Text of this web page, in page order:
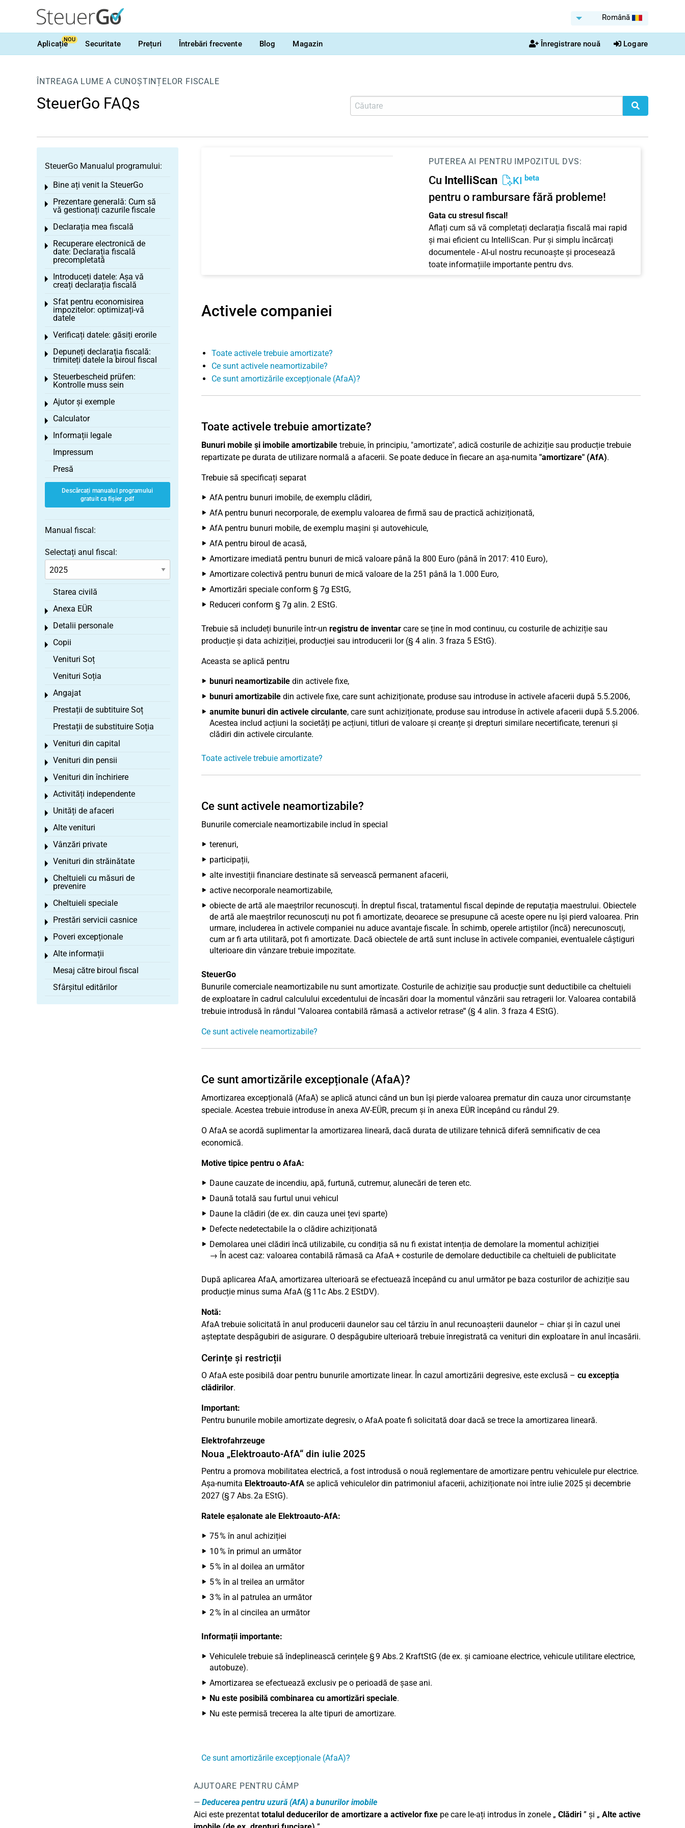
Română
AplicațieNOU Securitate Prețuri Întrebări frecvente Blog Magazin Înregistrare nouă Logare
ÎNTREAGA LUME A CUNOȘTINȚELOR FISCALE
SteuerGo FAQs
PUTEREA AI PENTRU IMPOZITUL DVS:
Cu IntelliScan KI beta
pentru o rambursare fără probleme!
Gata cu stresul fiscal!
Aflați cum să vă completați declarația fiscală mai rapid
și mai eficient cu IntelliScan. Pur și simplu încărcați
documentele - AI-ul nostru recunoaște și procesează
toate informațiile importante pentru dvs.
Activele companiei
Toate activele trebuie amortizate?
Ce sunt activele neamortizabile?
Ce sunt amortizările excepționale (AfaA)?
Toate activele trebuie amortizate?
Bunuri mobile și imobile amortizabiletrebuie, în principiu, "amortizate", adică costurile de achiziție sau producție trebuie
repartizate pe durata de utilizare normală a afacerii. Se poate deduce în fiecare an așa-numita "amortizare" (AfA).
Trebuie să specificați separat
AfA pentru bunuri imobile, de exemplu clădiri,
AfA pentru bunuri necorporale, de exemplu valoarea de firmă sau de practică achiziționată,
AfA pentru bunuri mobile, de exemplu mașini și autovehicule,
AfA pentru biroul de acasă,
Amortizare imediată pentru bunuri de mică valoare până la 800 Euro (până în 2017: 410 Euro),
Amortizare colectivă pentru bunuri de mică valoare de la 251 până la 1.000 Euro,
Amortizări speciale conform § 7g EStG,
Reduceri conform § 7g alin. 2 EStG.
Trebuie să includeți bunurile într-un registru de inventarcare se ține în mod continuu, cu costurile de achiziție sau
producție și data achiziției, producției sau introducerii lor (§ 4 alin. 3 fraza 5 EStG).
Aceasta se aplică pentru
bunuri neamortizabiledin activele fixe,
bunuri amortizabiledin activele fixe, care sunt achiziționate, produse sau introduse în activele afacerii după 5.5.2006,
anumite bunuri din activele circulante, care sunt achiziționate, produse sau introduse în activele afacerii după 5.5.2006.
Acestea includ acțiuni la societăți pe acțiuni, titluri de valoare și creanțe și drepturi similare necertificate, terenuri și
clădiri din activele circulante.
Toate activele trebuie amortizate?
Ce sunt activele neamortizabile?
Bunurile comerciale neamortizabile includ în special
terenuri,
participații,
alte investiții financiare destinate să servească permanent afacerii,
active necorporale neamortizabile,
obiecte de artă ale maeștrilor recunoscuți. În dreptul fiscal, tratamentul fiscal depinde de reputația maestrului. Obiectele
de artă ale maeștrilor recunoscuți nu pot fi amortizate, deoarece se presupune că aceste opere nu își pierd valoarea. Prin
urmare, includerea în activele companiei nu aduce avantaje fiscale. În schimb, operele artiștilor (încă) nerecunoscuți,
cum ar fi arta utilitară, pot fi amortizate. Dacă obiectele de artă sunt incluse în activele companiei, eventualele câștiguri
ulterioare din vânzare trebuie impozitate.
SteuerGo
Bunurile comerciale neamortizabile nu sunt amortizate. Costurile de achiziție sau producție sunt deductibile ca cheltuieli
de exploatare în cadrul calculului excedentului de încasări doar la momentul vânzării sau retragerii lor. Valoarea contabilă
trebuie introdusă în rândul "Valoarea contabilă rămasă a activelor retrase" (§ 4 alin. 3 fraza 4 EStG).
Ce sunt activele neamortizabile?
Ce sunt amortizările excepționale (AfaA)?
Amortizarea excepțională (AfaA) se aplică atunci când un bun își pierde valoarea prematur din cauza unor circumstanțe
speciale. Acestea trebuie introduse în anexa AV-EÜR, precum și în anexa EÜR începând cu rândul 29.
O AfaA se acordă suplimentar la amortizarea lineară, dacă durata de utilizare tehnică diferă semnificativ de cea
economică.
Motive tipice pentru o AfaA:
Daune cauzate de incendiu, apă, furtună, cutremur, alunecări de teren etc.
Daună totală sau furtul unui vehicul
Daune la clădiri (de ex. din cauza unei țevi sparte)
Defecte nedetectabile la o clădire achiziționată
Demolarea unei clădiri încă utilizabile, cu condiția să nu fi existat intenția de demolare la momentul achiziției
→ În acest caz: valoarea contabilă rămasă ca AfaA + costurile de demolare deductibile ca cheltuieli de publicitate
După aplicarea AfaA, amortizarea ulterioară se efectuează începând cu anul următor pe baza costurilor de achiziție sau
producție minus suma AfaA (§ 11c Abs. 2 EStDV).
Notă:
AfaA trebuie solicitată în anul producerii daunelor sau cel târziu în anul recunoașterii daunelor – chiar și în cazul unei
așteptate despăgubiri de asigurare. O despăgubire ulterioară trebuie înregistrată ca venituri din exploatare în anul încasării.
Cerințe și restricții
O AfaA este posibilă doar pentru bunurile amortizate linear. În cazul amortizării degresive, este exclusă – cu excepția
clădirilor.
Important:
Pentru bunurile mobile amortizate degresiv, o AfaA poate fi solicitată doar dacă se trece la amortizarea lineară.
Elektrofahrzeuge
Noua „Elektroauto-AfA“ din iulie 2025
Pentru a promova mobilitatea electrică, a fost introdusă o nouă reglementare de amortizare pentru vehiculele pur electrice.
Așa-numita Elektroauto-AfAse aplică vehiculelor din patrimoniul afacerii, achiziționate noi între iulie 2025 și decembrie
2027 (§ 7 Abs. 2a EStG).
Ratele eșalonate ale Elektroauto-AfA:
75 % în anul achiziției
10 % în primul an următor
5 % în al doilea an următor
5 % în al treilea an următor
3 % în al patrulea an următor
2 % în al cincilea an următor
Informații importante:
Vehiculele trebuie să îndeplinească cerințele § 9 Abs. 2 KraftStG (de ex. și camioane electrice, vehicule utilitare electrice,
autobuze).
Amortizarea se efectuează exclusiv pe o perioadă de șase ani.
Nu este posibilă combinarea cu amortizări speciale.
Nu este permisă trecerea la alte tipuri de amortizare.
Ce sunt amortizările excepționale (AfaA)?
AJUTOARE PENTRU CÂMP
Deducerea pentru uzură (AfA) a bunurilor imobile
Aici este prezentat totalul deducerilor de amortizare a activelor fixe pe care le-ați introdus în zonele „ Clădiri” și „ Alte active
SteuerGo Manualul programului:
Bine ați venit la SteuerGo
Toggle menu
Prezentare generală: Cum să
vă gestionați cazurile fiscale
Toggle menu
Declarația mea fiscală
Toggle menu
Recuperare electronică de
date: Declarația fiscală
precompletată
Toggle menu
Introduceți datele: Așa vă
creați declarația fiscală
Toggle menu
Sfat pentru economisirea
impozitelor: optimizați-vă
datele
Toggle menu
Verificați datele: găsiți erorile
Toggle menu
Depuneți declarația fiscală:
trimiteți datele la biroul fiscal
Toggle menu
Steuerbescheid prüfen:
Kontrolle muss sein
Toggle menu
Ajutor și exemple
Toggle menu
Calculator
Toggle menu
Informații legale
Toggle menu
Impressum
Presă
Descărcați manualul programului
gratuit ca fișier .pdf
Manual fiscal:
Selectați anul fiscal:
Starea civilă
Anexa EÜR
Toggle menu
Detalii personale
Toggle menu
Copii
Toggle menu
Venituri Soț
Venituri Soția
Angajat
Toggle menu
Prestații de subtituire Soț
Prestații de substituire Soția
Venituri din capital
Toggle menu
Venituri din pensii
Toggle menu
Venituri din închiriere
Toggle menu
Activități independente
Toggle menu
Unități de afaceri
Toggle menu
Alte venituri
Toggle menu
Vânzări private
Toggle menu
Venituri din străinătate
Toggle menu
Cheltuieli cu măsuri de
prevenire
Toggle menu
Cheltuieli speciale
Toggle menu
Prestări servicii casnice
Toggle menu
Poveri excepționale
Toggle menu
Alte informații
Toggle menu
Mesaj către biroul fiscal
Sfârșitul editărilor